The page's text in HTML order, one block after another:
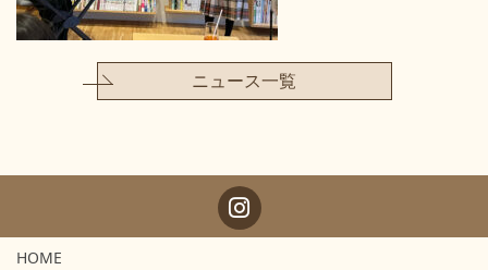
ニュース一覧
HOME